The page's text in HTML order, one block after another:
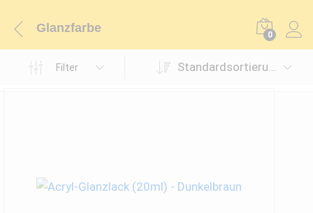
Glanzfarbe 0
Filter Standardsortierung